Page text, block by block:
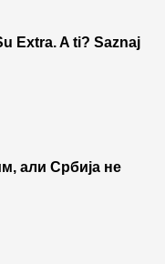
Extra. A ti? Saznaj
али Србија не